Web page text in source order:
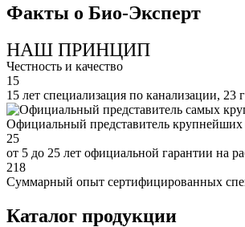
Факты о Био-Эксперт
НАШ ПРИНЦИП
Честность и качество
15
15 лет специализация по канализации, 23
Официальный представитель
25
от 5 до 25 лет официальной гарантии на
218
Суммарный опыт сертифицированных
Каталог продукции